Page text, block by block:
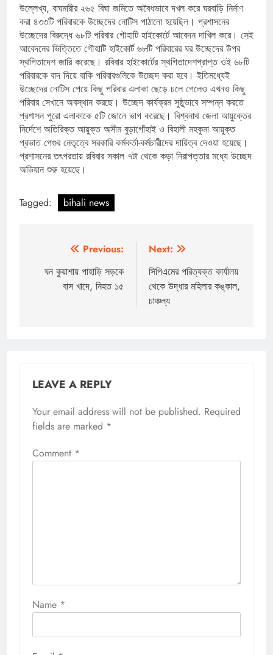
উল্লেখ্য, বাঘমারীর ২৬৫ বিঘা জমিতে অবৈধভাবে দখল করে ঘরবাড়ি নির্মাণ
করা ৪৩৩টি পরিবারকে উচ্ছেদের নোটিস পাঠানো হয়েছিল। প্রশাসনের
উচ্ছেদের বিরুদ্ধে ৬৮টি পরিবার গৌহাটি হাইকোর্টে আবেদন দাখিল করে। সেই
আবেদনের ভিত্তিতে গৌহাটি হাইকোর্ট ৬৮টি পরিবারের ঘর উচ্ছেদের উপর
স্থগিতাদেশ জারি করেছে। রবিবার হাইকোর্টের স্থগিতাদেশপ্রাপ্ত ওই ৬৮টি
পরিবারকে বাদ দিয়ে বাকি পরিবারগুলিকে উচ্ছেদ করা হবে। ইতিমধ্যেই
উচ্ছেদের নোটিস পেয়ে কিছু পরিবার এলাকা ছেড়ে চলে গেলেও এখনও কিছু
পরিবার সেখানে অবস্থান করছে। উচ্ছেদ কার্যক্রম সুষ্ঠুভাবে সম্পন্ন করতে
প্রশাসন পুরো এলাকাকে ৫টি জোনে ভাগ করেছে। বিশ্বনাথ জেলা আয়ুক্তের
নির্দেশে অতিরিক্ত আয়ুক্ত অসীম বুড়াগোঁহাই ও বিহালী মহকুমা আয়ুক্ত
প্রভাত পেগুর নেতৃত্বে সরকারি কর্মকর্তা-কর্মচারীদের দায়িত্ব দেওয়া হয়েছে।
প্রশাসনের তৎপরতায় রবিবার সকাল ৭টা থেকে কড়া নিরাপত্তার মধ্যে উচ্ছেদ
অভিযান শুরু হয়েছে।
Tagged: bihali news
navigation
Previous:
ঘন কুয়াশায় পাহাড়ি সড়কে
বাস খাদে, নিহত ১৫
Next:
সিপিএমের পরিত্যক্ত কার্যালয়
থেকে উদ্ধার মহিলার কঙ্কাল,
চাঞ্চল্য
LEAVE A REPLY
Your email address will not be published. Required
fields are marked *
Comment *
Name *